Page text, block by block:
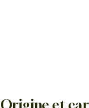
Origine et